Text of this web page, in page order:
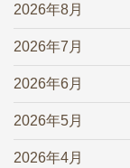
2026年8月
2026年7月
2026年6月
2026年5月
2026年4月